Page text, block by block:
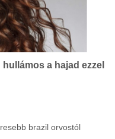
a hajad ezzel